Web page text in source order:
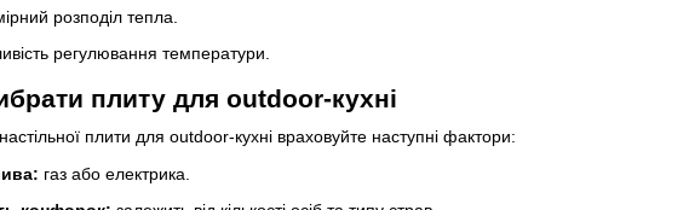
розподіл тепла.
регулювання температури.
плиту для outdoor-кухні
плити для outdoor-кухні враховуйте наступні фактори:
газ або електрика.